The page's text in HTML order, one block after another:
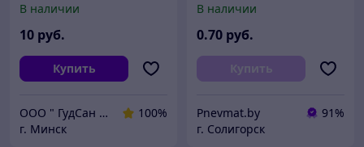
В наличии
10 руб.
Купить
ООО " ГудСан " сантехника, отопление
100%
г. Минск
В наличии
0.70 руб.
Купить
Pnevmat.by
91%
г. Солигорск